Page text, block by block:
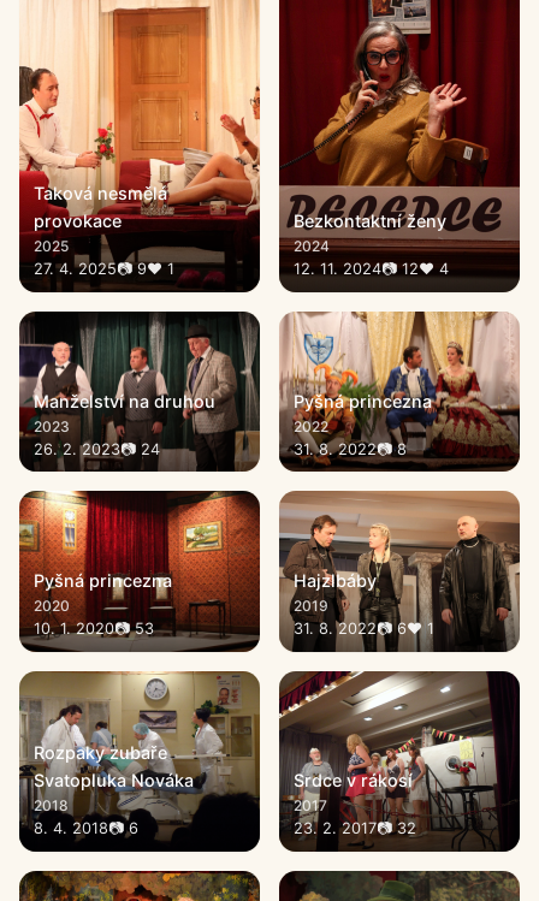
Taková nesmělá
provokace
2025
27. 4. 2025📷 9♥ 1
Bezkontaktní ženy
2024
12. 11. 2024📷 12♥ 4
Manželství na druhou
2023
26. 2. 2023📷 24
Pyšná princezna
2022
31. 8. 2022📷 8
Pyšná princezna
2020
10. 1. 2020📷 53
Hajzlbáby
2019
31. 8. 2022📷 6♥ 1
Rozpaky zubaře
Svatopluka Nováka
2018
8. 4. 2018📷 6
Srdce v rákosí
2017
23. 2. 2017📷 32